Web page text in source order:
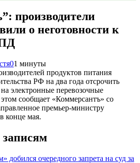
производители
о неготовности к
01 минуты
продуктов питания
РФ на два года отсрочить
электронные перевозочные
сообщает «Коммерсантъ» со
премьер-министру
конце мая.
добился очередного запрета на суд за